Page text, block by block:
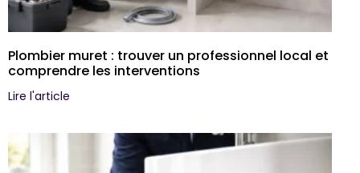
Plombier muret : trouver un professionnel local et
comprendre les interventions
Lire l'article